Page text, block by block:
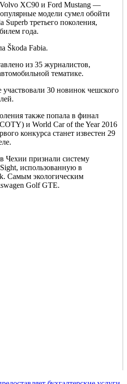
XC90 и Ford Mustang —
модели сумел обойти
третьего поколения,
года.
Škoda Fabia.
из 35 журналистов,
тематике.
участвовали 30 новинок чешского
также попала в финал
и World Car of the Year 2016
конкурса станет известен 29
Чехии признали систему
использованную в
Самым экологическим
Golf GTE.